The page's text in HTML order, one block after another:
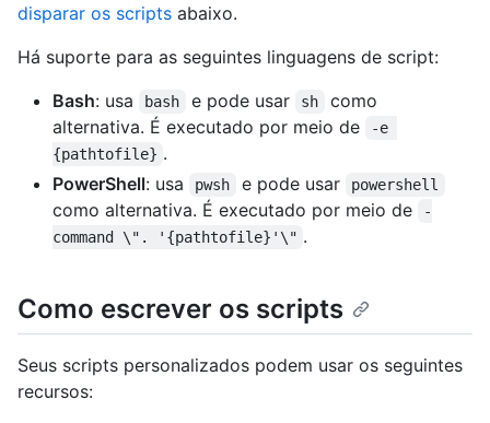
disparar os scripts abaixo.
Há suporte para as seguintes linguagens de script:
Bash: usa bash e pode usar sh
como
alternativa. É executado por meio de
-e
{pathtofile} .
PowerShell: usa pwsh e pode usar powershell
como alternativa. É executado por meio de
-
command \". '{pathtofile}'\" .
Como escrever os scripts
Seus scripts personalizados podem usar os seguintes
recursos: